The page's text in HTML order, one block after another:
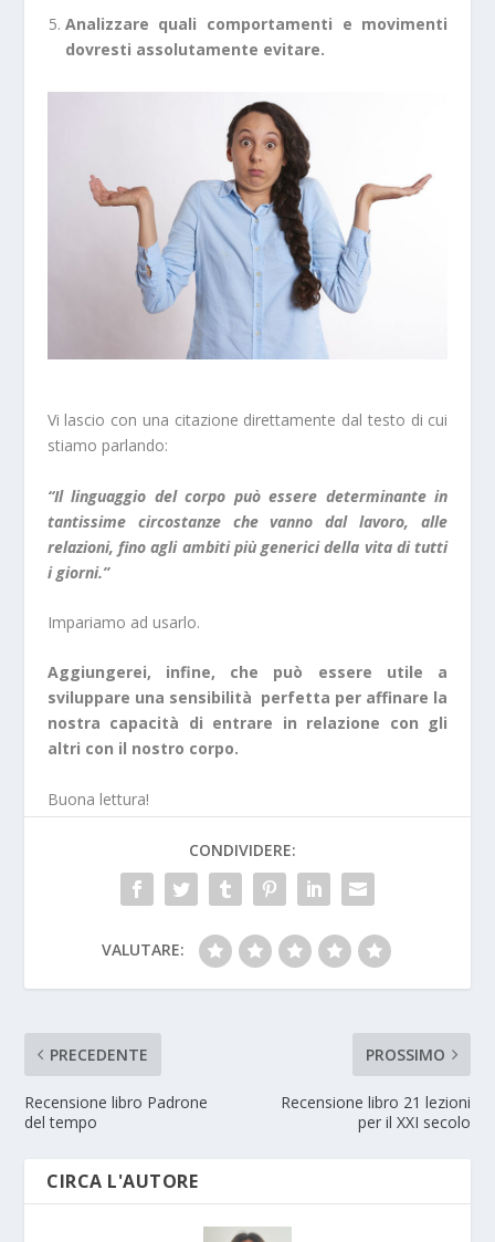
Analizzare quali comportamenti e movimenti
dovresti assolutamente evitare.
Vi lascio con una citazione direttamente dal testo di cui
stiamo parlando:
“Il linguaggio del corpo può essere determinante in
tantissime circostanze che vanno dal lavoro, alle
relazioni, fino agli ambiti più generici della vita di tutti
i giorni.”
Impariamo ad usarlo.
Aggiungerei, infine, che può essere utile a
sviluppare una sensibilità perfetta per affinare la
nostra capacità di entrare in relazione con gli
altri con il nostro corpo.
Buona lettura!
CONDIVIDERE:
VALUTARE:
PRECEDENTE
Recensione libro Padrone
del tempo
PROSSIMO
Recensione libro 21 lezioni
per il XXI secolo
CIRCA L'AUTORE